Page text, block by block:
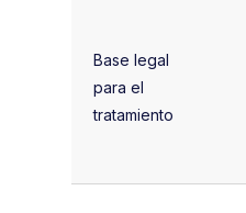
Base legal
para el
tratamiento